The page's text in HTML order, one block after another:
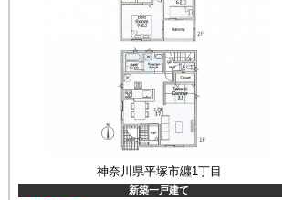
神奈川県平塚市纒1丁目
新築一戸建て